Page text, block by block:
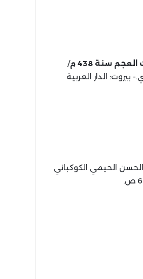
سنة 438 م
/
السويدي.- بيروت: الدار العربية
الحيمي الكوكباني